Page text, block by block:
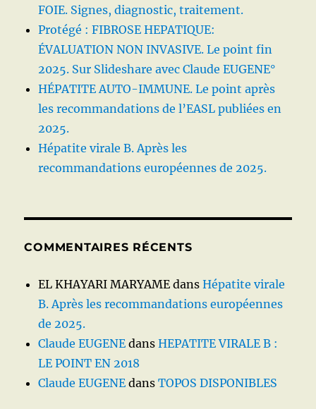
FOIE. Signes, diagnostic, traitement.
Protégé : FIBROSE HEPATIQUE:
ÉVALUATION NON INVASIVE. Le point fin
2025. Sur Slideshare avec Claude EUGENE°
HÉPATITE AUTO-IMMUNE. Le point après
les recommandations de l’EASL publiées en
2025.
Hépatite virale B. Après les
recommandations européennes de 2025.
COMMENTAIRES RÉCENTS
EL KHAYARI MARYAME dansHépatite virale
B. Après les recommandations européennes
de 2025.
Claude EUGENE dansHEPATITE VIRALE B :
LE POINT EN 2018
Claude EUGENE dansTOPOS DISPONIBLES